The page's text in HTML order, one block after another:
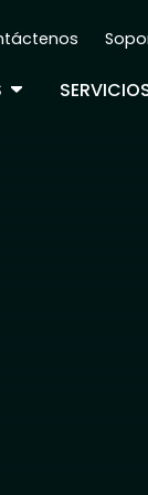
Navigation
TOGGLE